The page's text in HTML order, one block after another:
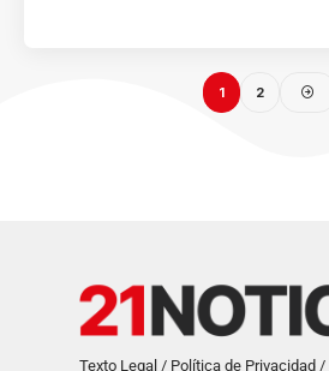
1 2
Texto Legal / Política de Privacidad